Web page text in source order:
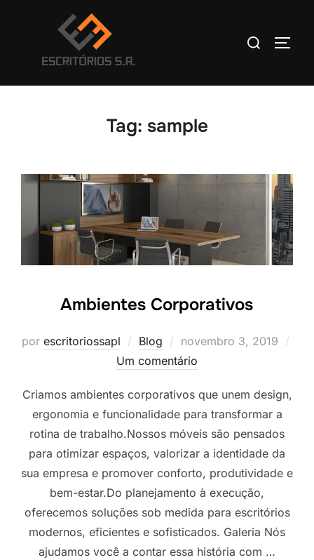
conteúdo
Pesquisar
Tag: sample
Ambientes Corporativos
por escritoriossapl Blog
Postado
em
novembro 3, 2019
Um comentário
Criamos ambientes corporativos que unem design,
ergonomia e funcionalidade para transformar a
rotina de trabalho.Nossos móveis são pensados
para otimizar espaços, valorizar a identidade da
sua empresa e promover conforto, produtividade e
bem-estar.Do planejamento à execução,
oferecemos soluções sob medida para escritórios
modernos, eficientes e sofisticados. Galeria Nós
ajudamos você a contar essa história com …